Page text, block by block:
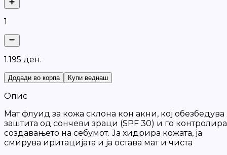
1
1.195 ден.
Додади во корпа Купи веднаш
Опис
Мат флуид за кожа склона кон акни, кој обезбедува
заштита од сончеви зраци (SPF 30) и го контролира
создавањето на себумот. Ја хидрира кожата, ја
смирува иритацијата и ја остава мат и чиста